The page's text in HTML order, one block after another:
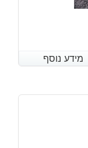
מידע נוסף
מידע נוסף